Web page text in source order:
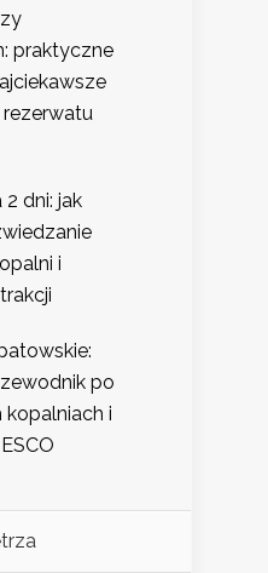
praktyczne
dni: jak
i
po
i